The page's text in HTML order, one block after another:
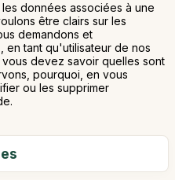
données associées à une
être clairs sur les
demandons et
en tant qu'utilisateur de nos
devez savoir quelles sont
pourquoi, en vous
ou les supprimer